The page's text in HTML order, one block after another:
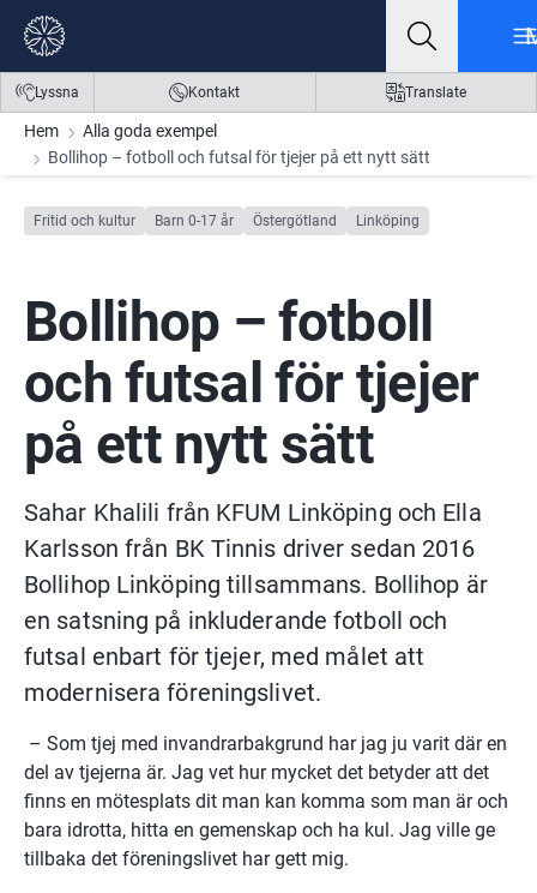
Gå till innehåll
Gå till meny
Gå till sidfot
Lyssna Kontakt Translate
Hem
Alla goda exempel
Bollihop – fotboll och futsal för tjejer på ett nytt sätt
Fritid och kultur Barn 0-17 år Östergötland Linköping
Bollihop – fotboll
och futsal för tjejer
på ett nytt sätt
Sahar Khalili från KFUM Linköping och Ella
Karlsson från BK Tinnis driver sedan 2016
Bollihop Linköping tillsammans. Bollihop är
en satsning på inkluderande fotboll och
futsal enbart för tjejer, med målet att
modernisera föreningslivet.
– Som tjej med invandrarbakgrund har jag ju varit där en
del av tjejerna är. Jag vet hur mycket det betyder att det
finns en mötesplats dit man kan komma som man är och
bara idrotta, hitta en gemenskap och ha kul. Jag ville ge
tillbaka det föreningslivet har gett mig.